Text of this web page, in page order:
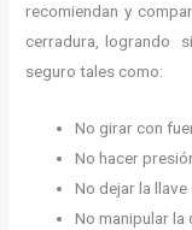
recomiendan y
cerradura, logrando
seguro tales como:
No girar con
No hacer
No dejar la
No manipular